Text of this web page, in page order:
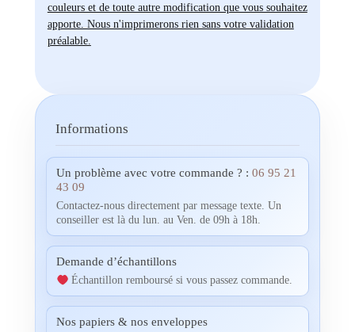
couleurs et de toute autre modification que vous souhaitez
apporte. Nous n'imprimerons rien sans votre validation
préalable.
Informations
Un problème avec votre commande ? : 06 95 21
43 09
Contactez-nous directement par message texte. Un
conseiller est là du lun. au Ven. de 09h à 18h.
Demande d’échantillons
Échantillon remboursé si vous passez commande.
Nos papiers & nos enveloppes